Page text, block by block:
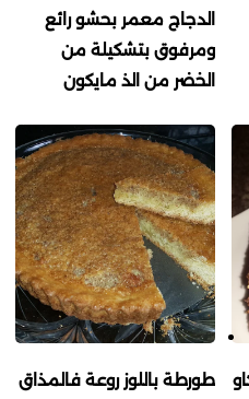
الدجاج معمر بحشو رائع
ومرفوق بتشكيلة من
الخضر من الذ مايكون
طورطة باللوز روعة فالمذاق